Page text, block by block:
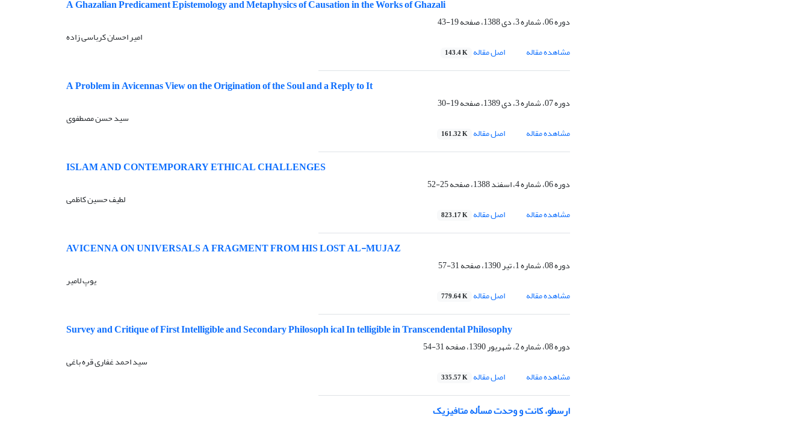
A Ghazalian Predicament Epistemology and Metaphysics of Causation in the Works of Ghazali
دوره 06، شماره 3، دی 1388، صفحه
19-43
امیر احسان کرباسی زاده
مشاهده مقاله
اصل مقاله 143.4 K
A Problem in Avicennas View on the Origination of the Soul and a Reply to It
دوره 07، شماره 3، دی 1389، صفحه
19-30
سید حسن مصطفوی
مشاهده مقاله
اصل مقاله 161.32 K
ISLAM AND CONTEMPORARY ETHICAL CHALLENGES
دوره 06، شماره 4، اسفند 1388، صفحه
25-52
لطیف حسین کاظمی
مشاهده مقاله
اصل مقاله 823.17 K
AVICENNA ON UNIVERSALS A FRAGMENT FROM HIS LOST AL-MUJAZ
دوره 08، شماره 1، تیر 1390، صفحه
31-57
یوپ لامیر
مشاهده مقاله
اصل مقاله 779.64 K
Survey and Critique of First Intelligible and Secondary Philosoph ical In telligible in Transcendental Philosophy
دوره 08، شماره 2، شهریور 1390، صفحه
31-54
سید احمد غفاری قره باغی
مشاهده مقاله
اصل مقاله 335.57 K
ارسطو، کانت و وحدت مسأله متافیزیک